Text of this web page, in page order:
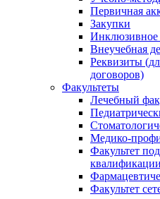
Первичная
Закупки
Инклюзивное
Внеучебная
Реквизиты
договоров)
Факультеты
Лечебный
Медико-
Факультет
квалификации
Факультет